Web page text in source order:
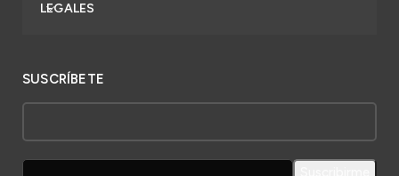
LEGALES
SUSCRÍBETE